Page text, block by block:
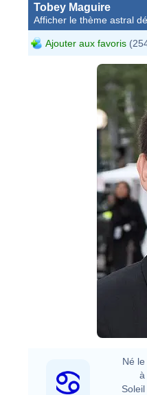
Tobey Maguire
Afficher le thème astral
Ajouter aux favoris
Né le
à
Soleil